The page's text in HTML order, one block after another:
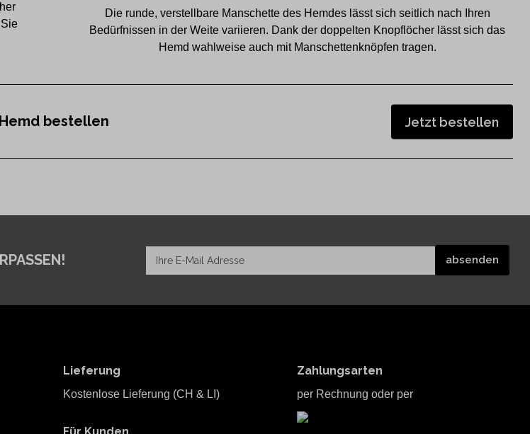
Die runde, verstellbare Manschette des Hemdes lässt sich seitlich nach Ihren
Bedürfnissen in der Weite variieren. Dank der doppelten Knopflöcher lässt sich das
Hemd wahlweise auch mit Manschettenknöpfen tragen.
Hemd bestellen Jetzt bestellen
Lieferung
Kostenlose Lieferung (CH & LI)
Zahlungsarten
per Rechnung oder per